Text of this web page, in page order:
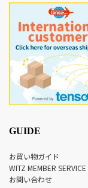
GUIDE
お買い物ガイド
WITZ MEMBER SERVICE
お問い合わせ